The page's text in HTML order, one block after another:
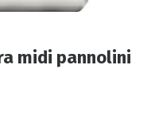
midi pannolini